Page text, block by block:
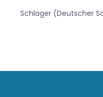
Schlager (Deutscher